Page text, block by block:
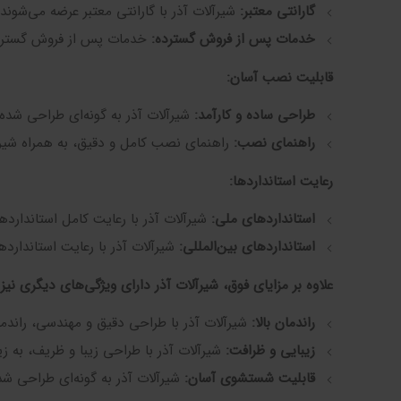
گارانتی معتبر: شیرآلات آذر با گارانتی معتبر عرضه
خدمات پس از فروش گسترده: خدمات پس از فروش
قابلیت نصب آسان:
طراحی ساده و کارآمد: شیرآلات آذر به گونه‌ای طراحی
راهنمای نصب: راهنمای نصب کامل و دقیق، به همراه
رعایت استانداردها:
استانداردهای ملی: شیرآلات آذر با رعایت کامل
استانداردهای بین‌المللی: شیرآلات آذر با رعایت
علاوه بر مزایای فوق، شیرآلات آذر دارای ویژگی‌های دیگری
راندمان بالا: شیرآلات آذر با طراحی دقیق و مهندسی،
زیبایی و ظرافت: شیرآلات آذر با طراحی زیبا و ظریف، به
قابلیت شستشوی آسان: شیرآلات آذر به گونه‌ای طراحی